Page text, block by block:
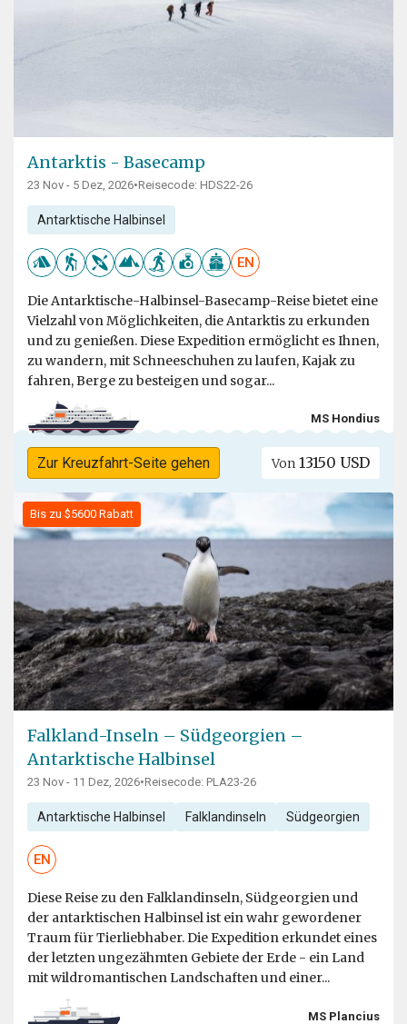
Antarktis - Basecamp
23 Nov - 5 Dez, 2026•Reisecode: HDS22-26
Antarktische Halbinsel
EN
Die Antarktische-Halbinsel-Basecamp-Reise bietet eine
Vielzahl von Möglichkeiten, die Antarktis zu erkunden
und zu genießen. Diese Expedition ermöglicht es Ihnen,
zu wandern, mit Schneeschuhen zu laufen, Kajak zu
fahren, Berge zu besteigen und sogar...
MS Hondius
Zur Kreuzfahrt-Seite gehen Von 13150 USD
Bis zu $5600 Rabatt
Falkland-Inseln – Südgeorgien –
Antarktische Halbinsel
23 Nov - 11 Dez, 2026•Reisecode: PLA23-26
Antarktische Halbinsel Falklandinseln Südgeorgien
EN
Diese Reise zu den Falklandinseln, Südgeorgien und
der antarktischen Halbinsel ist ein wahr gewordener
Traum für Tierliebhaber. Die Expedition erkundet eines
der letzten ungezähmten Gebiete der Erde - ein Land
mit wildromantischen Landschaften und einer...
MS Plancius